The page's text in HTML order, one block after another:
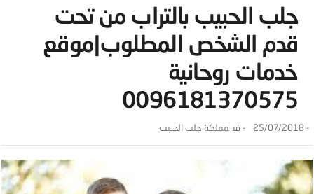
جلب الحبيب بالتراب من تحت
قدم الشخص المطلوب|موقع
خدمات روحانية
0096181370575
-
25/07/2018 - ‎في مملكة جلب الحبيب